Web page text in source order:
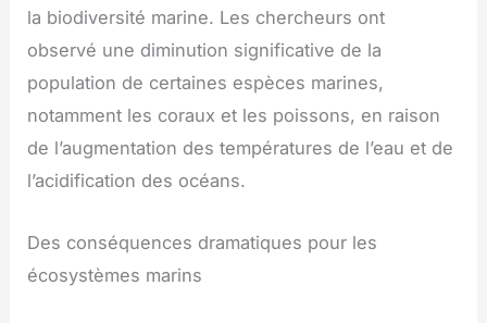
la biodiversité marine. Les chercheurs ont
observé une diminution significative de la
population de certaines espèces marines,
notamment les coraux et les poissons, en raison
de l’augmentation des températures de l’eau et de
l’acidification des océans.
Des conséquences dramatiques pour les
écosystèmes marins